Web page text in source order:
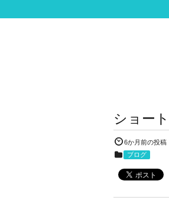
ショー
6か月前の投稿
ブログ